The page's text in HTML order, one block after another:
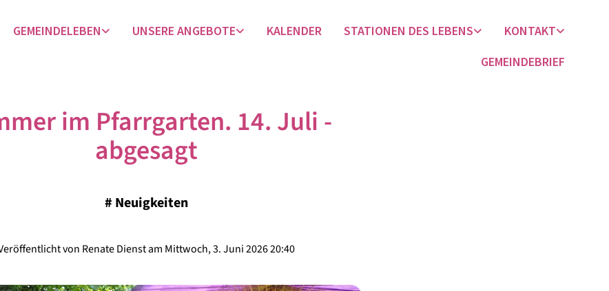
GEMEINDELEBEN UNSERE ANGEBOTE KALENDER STATIONEN DES LEBENS
KONTAKT
GEMEINDEBRIEF
im Pfarrgarten. 14. Juli -
abgesagt
# Neuigkeiten
von Renate Dienst am Mittwoch, 3. Juni 2026 20:40